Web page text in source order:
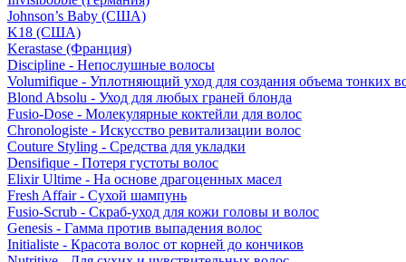
Johnson’s Baby (США)
K18 (США)
Kerastase (Франция)
Discipline - Непослушные волосы
Volumifique - Уплотняющий уход для создания объема тонких
Blond Absolu - Уход для любых граней блонда
Fusio-Dose - Молекулярные коктейли для волос
Chronologiste - Искусство ревитализации волос
Couture Styling - Средства для укладки
Densifique - Потеря густоты волос
Elixir Ultime - На основе драгоценных масел
Fresh Affair - Сухой шампунь
Fusio-Scrub - Скраб-уход для кожи головы и волос
Genesis - Гамма против выпадения волос
Initialiste - Красота волос от корней до кончиков